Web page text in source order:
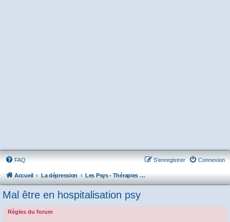
FAQ Connexion
S’enregistrer
Accueil La dépression Les Psys - Thérapies - Cliniques - Hôpitaux - Associations
Mal être en hospitalisation psy
Règles du forum